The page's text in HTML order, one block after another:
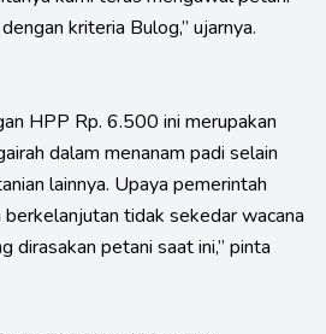
kriteria Bulog,” ujarnya.
HPP Rp. 6.500 ini merupakan
dalam menanam padi selain
lainnya. Upaya pemerintah
tidak sekedar wacana
dirasakan petani saat ini,” pinta